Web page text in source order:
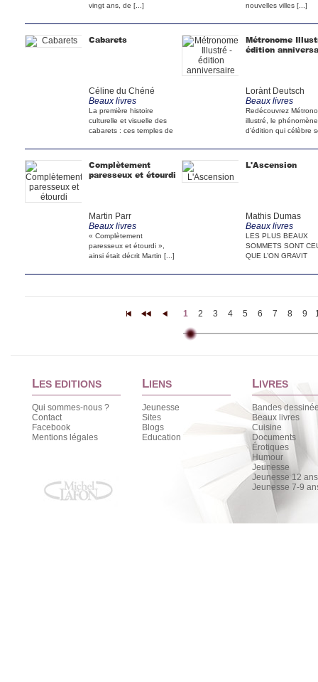
vingt ans, de [...]
nouvelles villes [...]
Cabarets
Céline du Chéné
Beaux livres
La première histoire
culturelle et visuelle des
cabarets : ces temples de
Métronome
édition
Lorànt Deutsch
Beaux livres
Redécouvrez
illustré, le phénomène
d’édition qui célèbre
Complètement
paresseux et étourdi
Martin Parr
Beaux livres
« Complètement
paresseux et étourdi »,
ainsi était décrit Martin [...]
L'Ascension
Mathis Dumas
Beaux livres
LES PLUS BEAUX
SOMMETS SONT
QUE L’ON GRAVIT
[...]
1 2 3 4 5 6 7 8 9
LES EDITIONS
Qui sommes-nous ?
Contact
Facebook
Mentions légales
LIENS
Jeunesse
Sites
Blogs
Education
LIVRES
Bandes
Beaux livres
Cuisine
Documents
Érotiques
Humour
Jeunesse
Jeunesse 12
Jeunesse 7-9